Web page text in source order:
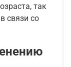
так
связи со